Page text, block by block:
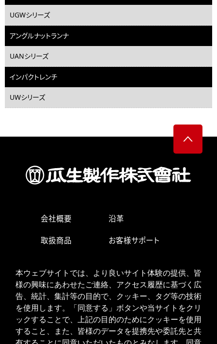
本ウェブサイトでは、より良いサイト体験の提供、皆
様の興味にあわせたご連絡、アクセス履歴に基づく広
告、統計、集計等の目的で、クッキー、タグ等の技術
を使用します。「同意する」ボタンや当サイトをクリ
ックすることで、上記の目的のためにクッキーを使用
すること、また、皆様のデータを提携先や委託先と共
UGWシリーズ
アングルナットランナ
UANシリーズ
インパクトレンチ
UWシリーズ
会社概要 沿革
取扱商品 お客様サポート
お問い合わせ
ISOへの取り組み
個人情報の取り扱い
クッキーポリシー